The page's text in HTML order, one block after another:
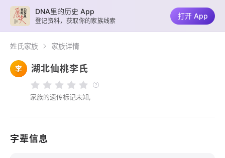
姓氏家族 家族详情
李 湖北仙桃李氏
家族的遗传标记未知,
字辈信息
DNA里的历史 App
登记资料，获取你的家族线索
打开 App